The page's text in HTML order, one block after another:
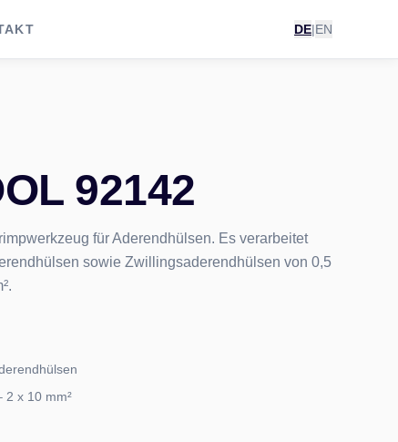
DE|EN
92142
für Aderendhülsen. Es verarbeitet
sowie Zwillingsaderendhülsen von 0,5
2 x 10 mm²